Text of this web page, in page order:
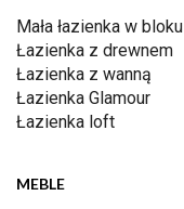
Mała łazienka w bloku
Łazienka z drewnem
Łazienka z wanną
Łazienka Glamour
Łazienka loft
MEBLE